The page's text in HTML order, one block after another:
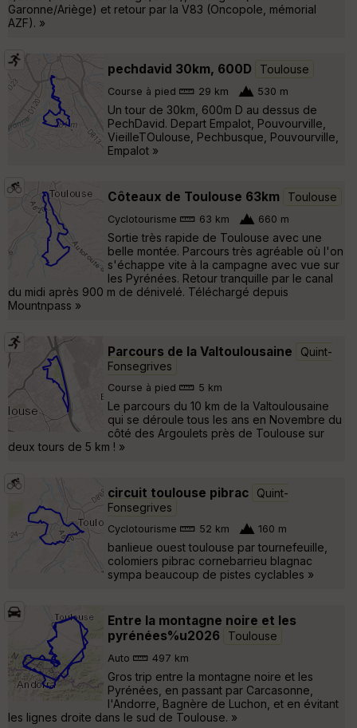
Garonne/Ariège) et retour par la V83 (Oncopole, mémorial
AZF). »
pechdavid 30km, 600D Toulouse
Course à pied 29 km 530 m
Un tour de 30km, 600m D au dessus de
PechDavid. Depart Empalot, Pouvourville,
VieilleTOulouse, Pechbusque, Pouvourville,
Empalot »
Côteaux de Toulouse 63km Toulouse
Cyclotourisme 63 km 660 m
Sortie très rapide de Toulouse avec une
belle montée. Parcours très agréable où l'on
s'échappe vite à la campagne avec vue sur
les Pyrénées. Retour tranquille par le canal
du midi après 900 m de dénivelé. Téléchargé depuis
Mountnpass »
Parcours de la Valtoulousaine
Quint-
Fonsegrives
Course à pied 5 km
Le parcours du 10 km de la Valtoulousaine
qui se déroule tous les ans en Novembre du
côté des Argoulets près de Toulouse sur
deux tours de 5 km ! »
circuit toulouse pibrac
Quint-
Fonsegrives
Cyclotourisme 52 km 160 m
banlieue ouest toulouse par tournefeuille,
colomiers pibrac cornebarrieu blagnac
sympa beaucoup de pistes cyclables »
Entre la montagne noire et les
pyrénées%u2026
Toulouse
Auto 497 km
Gros trip entre la montagne noire et les
Pyrénées, en passant par Carcasonne,
l'Andorre, Bagnère de Luchon, et en évitant
les lignes droite dans le sud de Toulouse. »